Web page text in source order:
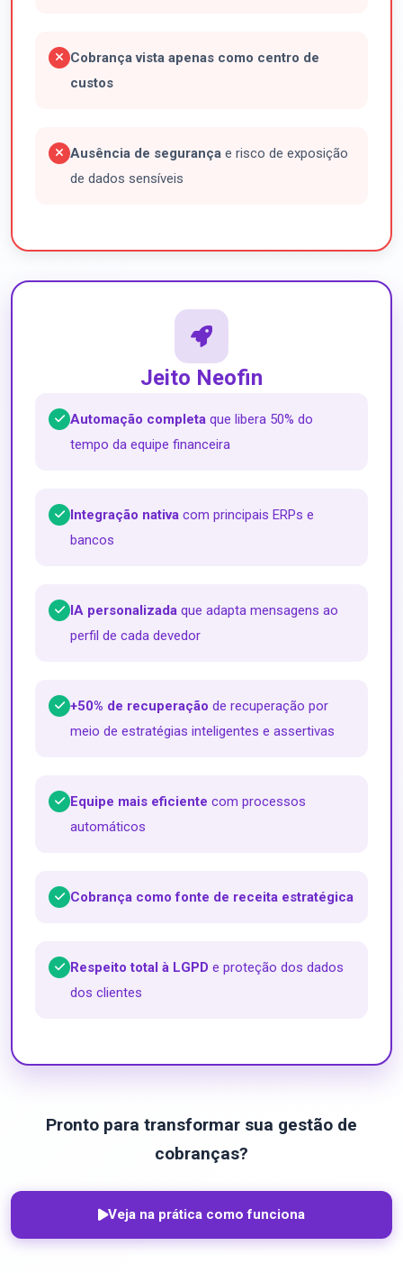
Cobrança vista apenas como centro de
custos
Ausência de segurança e risco de exposição
de dados sensíveis
Jeito Neofin
Automação completa que libera 50% do
tempo da equipe financeira
Integração nativa com principais ERPs e
bancos
IA personalizada que adapta mensagens ao
perfil de cada devedor
+50% de recuperação de recuperação por
meio de estratégias inteligentes e assertivas
Equipe mais eficiente com processos
automáticos
Cobrança como fonte de receita estratégica
Respeito total à LGPD e proteção dos dados
dos clientes
Pronto para transformar sua gestão de
cobranças?
Veja na prática como funciona